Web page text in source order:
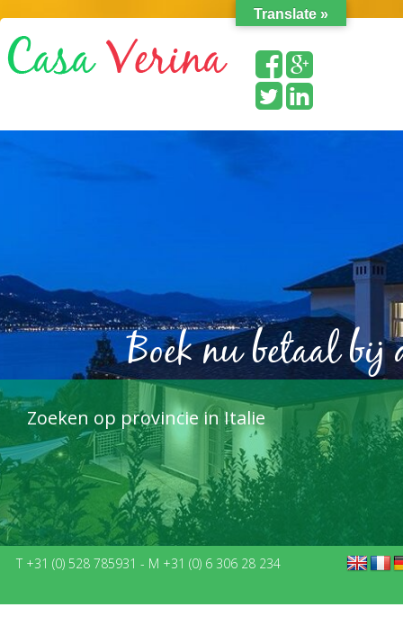
Zoeken op provincie in Italie
Boek nu betaal bij
T +31 (0) 528 785931 - M +31 (0) 6 306 28 234
Translate »